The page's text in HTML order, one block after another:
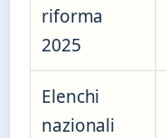
riforma
2025
Elenchi
nazionali